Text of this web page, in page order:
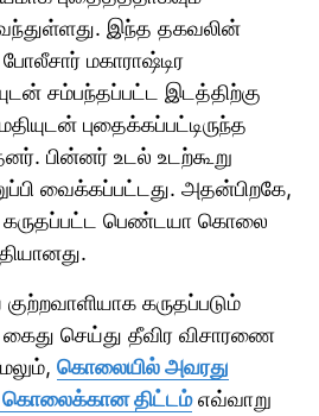
இந்த தகவலின்
போலீசார் மகாராஷ்டிர
சம்பந்தப்பட்ட இடத்திற்கு
புதைக்கப்பட்டிருந்த
பின்னர் உடல் உடற்கூறு
வைக்கப்பட்டது. அதன்பிறகே,
பெண்டயா கொலை
கருதப்படும்
செய்து தீவிர விசாரணை
கொலையில் அவரது
கொலைக்கான திட்டம்எவ்வாறு